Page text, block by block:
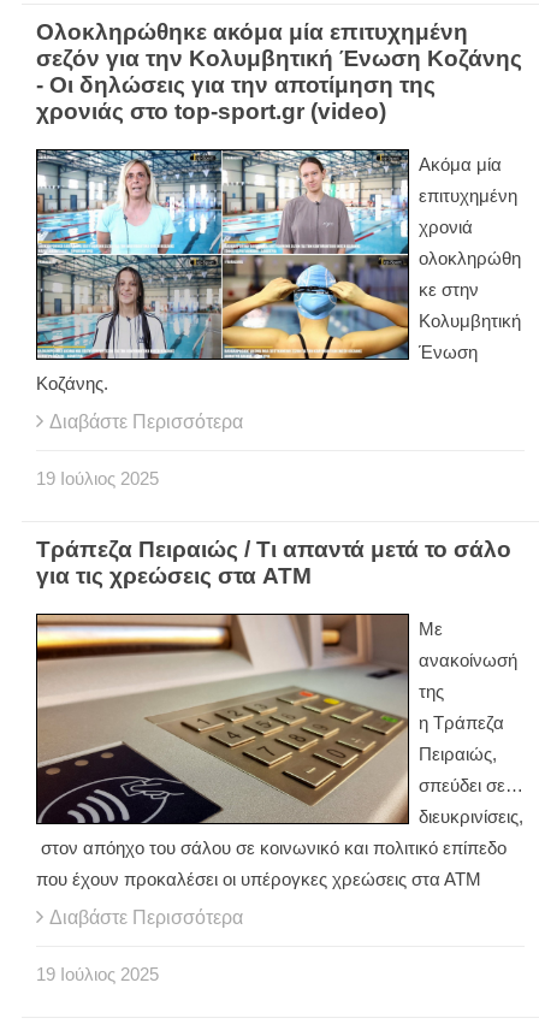
Ολοκληρώθηκε ακόμα μία επιτυχημένη
σεζόν για την Κολυμβητική Ένωση Κοζάνης
- Οι δηλώσεις για την αποτίμηση της
χρονιάς στο top-sport.gr (video)
Ακόμα μία
επιτυχημένη
χρονιά
ολοκληρώθη
κε στην
Κολυμβητική
Ένωση
Κοζάνης.
Διαβάστε Περισσότερα
19 Ιούλιος 2025
Τράπεζα Πειραιώς / Τι απαντά μετά το σάλο
για τις χρεώσεις στα ATM
Με
ανακοίνωσή
της
η Τράπεζα
Πειραιώς,
σπεύδει σε…
διευκρινίσεις,
στον απόηχο του σάλου σε κοινωνικό και πολιτικό επίπεδο
που έχουν προκαλέσει οι υπέρογκες χρεώσεις στα ΑΤΜ
Διαβάστε Περισσότερα
19 Ιούλιος 2025